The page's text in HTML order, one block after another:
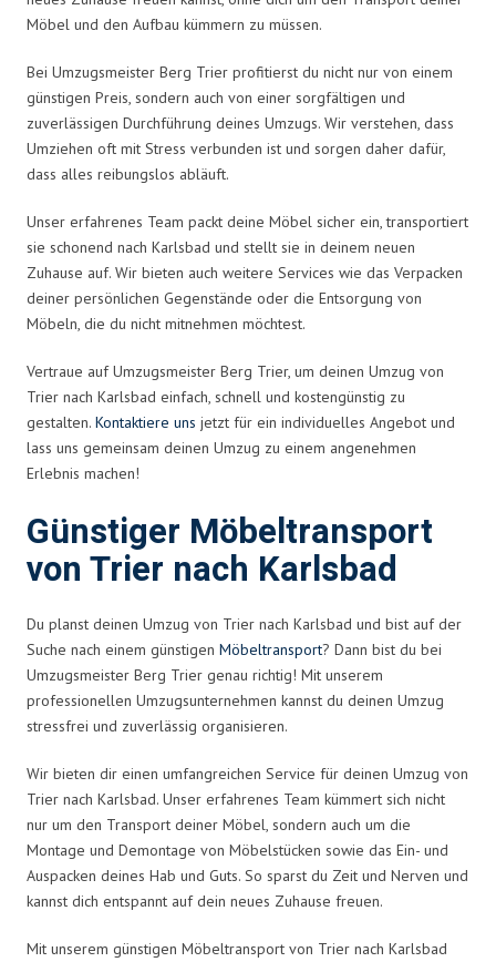
Möbel und den Aufbau kümmern zu müssen.
Bei Umzugsmeister Berg Trier profitierst du nicht nur von einem
günstigen Preis, sondern auch von einer sorgfältigen und
zuverlässigen Durchführung deines Umzugs. Wir verstehen, dass
Umziehen oft mit Stress verbunden ist und sorgen daher dafür,
dass alles reibungslos abläuft.
Unser erfahrenes Team packt deine Möbel sicher ein, transportiert
sie schonend nach Karlsbad und stellt sie in deinem neuen
Zuhause auf. Wir bieten auch weitere Services wie das Verpacken
deiner persönlichen Gegenstände oder die Entsorgung von
Möbeln, die du nicht mitnehmen möchtest.
Vertraue auf Umzugsmeister Berg Trier, um deinen Umzug von
Trier nach Karlsbad einfach, schnell und kostengünstig zu
gestalten. Kontaktiere uns jetzt für ein individuelles Angebot und
lass uns gemeinsam deinen Umzug zu einem angenehmen
Erlebnis machen!
Günstiger Möbeltransport
von Trier nach Karlsbad
Du planst deinen Umzug von Trier nach Karlsbad und bist auf der
Suche nach einem günstigen Möbeltransport? Dann bist du bei
Umzugsmeister Berg Trier genau richtig! Mit unserem
professionellen Umzugsunternehmen kannst du deinen Umzug
stressfrei und zuverlässig organisieren.
Wir bieten dir einen umfangreichen Service für deinen Umzug von
Trier nach Karlsbad. Unser erfahrenes Team kümmert sich nicht
nur um den Transport deiner Möbel, sondern auch um die
Montage und Demontage von Möbelstücken sowie das Ein- und
Auspacken deines Hab und Guts. So sparst du Zeit und Nerven und
kannst dich entspannt auf dein neues Zuhause freuen.
Mit unserem günstigen Möbeltransport von Trier nach Karlsbad